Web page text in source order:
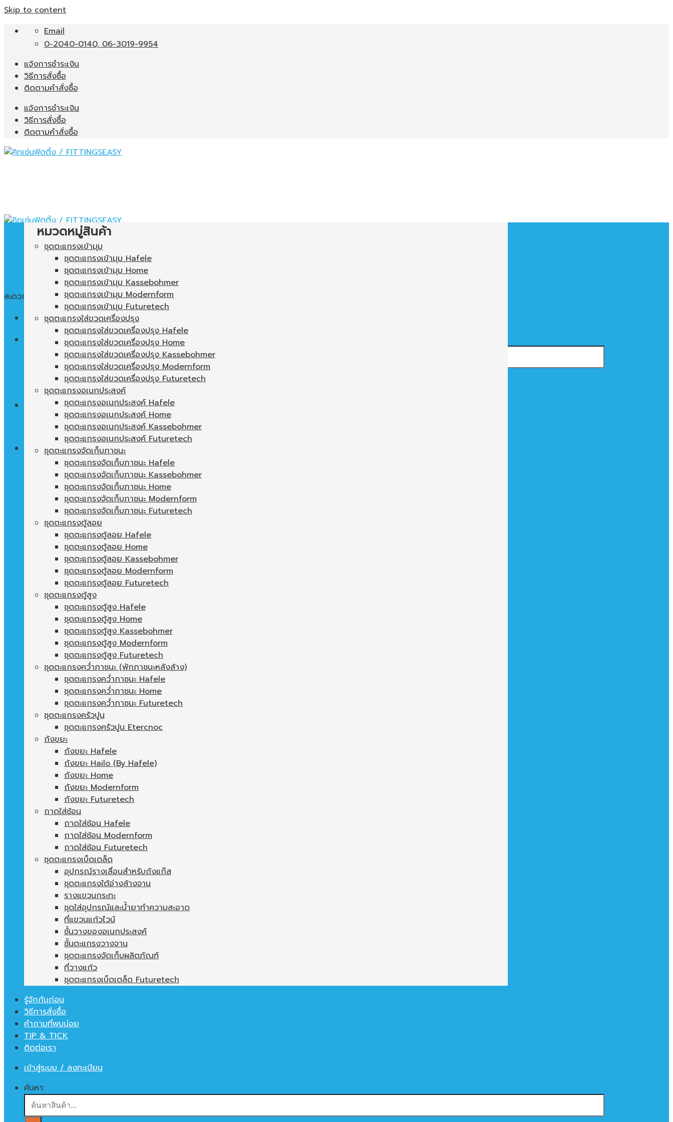
Skip to content
Email
0-2040-0140, 06-3019-9954
แจ้งการชำระเงิน
วิธีการสั่งซื้อ
ติดตามคำสั่งซื้อ
แจ้งการชำระเงิน
วิธีการสั่งซื้อ
ติดตามคำสั่งซื้อ
สะดวก ใช้งานง่าย พื้นที่ในตู้ไม่เปล่าประโยชน์
Menu
ไม่มีสินค้าในตะกร้า
ตะกร้าสินค้า
ไม่มีสินค้าในตะกร้า
หมวดหมู่สินค้า
ชุดตะแกรงเข้ามุม
ชุดตะแกรงเข้ามุม Hafele
ชุดตะแกรงเข้ามุม Home
ชุดตะแกรงเข้ามุม Kassebohmer
ชุดตะแกรงเข้ามุม Modernform
ชุดตะแกรงเข้ามุม Futuretech
ชุดตะแกรงใส่ขวดเครื่องปรุง
ชุดตะแกรงใส่ขวดเครื่องปรุง Hafele
ชุดตะแกรงใส่ขวดเครื่องปรุง Home
ชุดตะแกรงใส่ขวดเครื่องปรุง Kassebohmer
ชุดตะแกรงใส่ขวดเครื่องปรุง Modernform
ชุดตะแกรงใส่ขวดเครื่องปรุง Futuretech
ชุดตะแกรงอเนกประสงค์
ชุดตะแกรงอเนกประสงค์ Hafele
ชุดตะแกรงอเนกประสงค์ Home
ชุดตะแกรงอเนกประสงค์ Kassebohmer
ชุดตะแกรงอเนกประสงค์ Futuretech
ชุดตะแกรงจัดเก็บภาชนะ
ชุดตะแกรงจัดเก็บภาชนะ Hafele
ชุดตะแกรงจัดเก็บภาชนะ Kassebohmer
ชุดตะแกรงจัดเก็บภาชนะ Home
ชุดตะแกรงจัดเก็บภาชนะ Modernform
ชุดตะแกรงจัดเก็บภาชนะ Futuretech
ชุดตะแกรงตู้ลอย
ชุดตะแกรงตู้ลอย Hafele
ชุดตะแกรงตู้ลอย Home
ชุดตะแกรงตู้ลอย Kassebohmer
ชุดตะแกรงตู้ลอย Modernform
ชุดตะแกรงตู้ลอย Futuretech
ชุดตะแกรงตู้สูง
ชุดตะแกรงตู้สูง Hafele
ชุดตะแกรงตู้สูง Home
ชุดตะแกรงตู้สูง Kassebohmer
ชุดตะแกรงตู้สูง Modernform
ชุดตะแกรงตู้สูง Futuretech
ชุดตะแกรงคว่ำภาชนะ (พักภาชนะหลังล้าง)
ชุดตะแกรงคว่ำภาชนะ Hafele
ชุดตะแกรงคว่ำภาชนะ Home
ชุดตะแกรงคว่ำภาชนะ Futuretech
ชุดตะแกรงครัวปูน
ชุดตะแกรงครัวปูน Etercnoc
ถังขยะ
ถังขยะ Hafele
ถังขยะ Hailo (By Hafele)
ถังขยะ Home
ถังขยะ Modernform
ถังขยะ Futuretech
ถาดใส่ช้อน
ถาดใส่ช้อน Hafele
ถาดใส่ช้อน Modernform
ถาดใส่ช้อน Futuretech
ชุดตะแกรงเบ็ดเตล็ด
อุปกรณ์รางเลื่อนสำหรับถังแก๊ส
ชุดตะแกรงใต้อ่างล้างจาน
รางแขวนกระทะ
ชุดใส่อุปกรณ์และน้ำยาทำความสะอาด
ที่แขวนแก้วไวน์
ชั้นวางของอเนกประสงค์
ชั้นตะแกรงวางจาน
ชุดตะแกรงจัดเก็บผลิตภัณฑ์
ที่วางแก้ว
ชุดตะแกรงเบ็ดเตล็ด Futuretech
รู้จักกันก่อน
วิธีการสั่งซื้อ
คำถามที่พบบ่อย
TIP & TICK
ติดต่อเรา
เข้าสู่ระบบ / ลงทะเบียน
ค้นหา: